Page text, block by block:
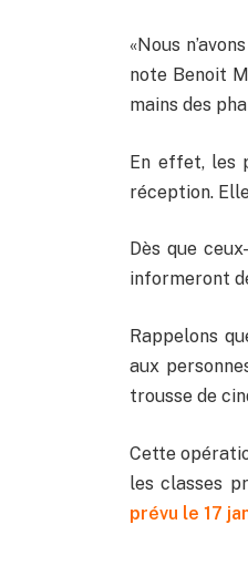
«Nous
note Benoit
mains des
En effet, les
réception.
Dès que
informeront
Rappelons
aux
trousse de
Cette
les classes
prévu le 17